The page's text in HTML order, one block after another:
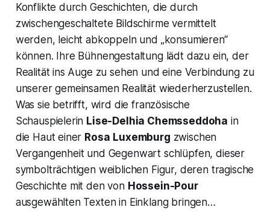
Konflikte durch Geschichten, die durch
zwischengeschaltete Bildschirme vermittelt
werden, leicht abkoppeln und „konsumieren“
können. Ihre Bühnengestaltung lädt dazu ein, der
Realität ins Auge zu sehen und eine Verbindung zu
unserer gemeinsamen Realität wiederherzustellen.
Was sie betrifft, wird die französische
Schauspielerin Lise-Delhia Chemsseddoha in
die Haut einer Rosa Luxemburg zwischen
Vergangenheit und Gegenwart schlüpfen, dieser
symbolträchtigen weiblichen Figur, deren tragische
Geschichte mit den von Hossein-Pour
ausgewählten Texten in Einklang bringen…